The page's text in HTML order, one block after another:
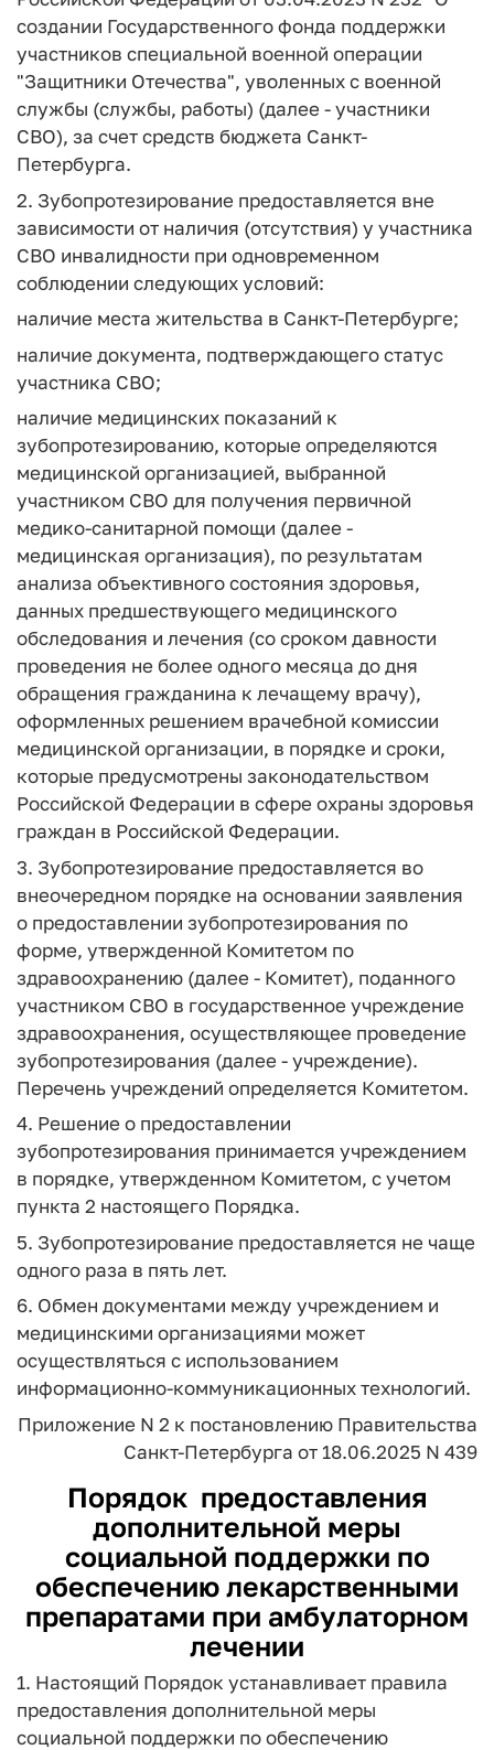
создании Государственного фонда поддержки
участников специальной военной операции
"Защитники Отечества", уволенных с военной
службы (службы, работы) (далее - участники
СВО), за счет средств бюджета Санкт-
Петербурга.
2. Зубопротезирование предоставляется вне
зависимости от наличия (отсутствия) у участника
СВО инвалидности при одновременном
соблюдении следующих условий:
наличие места жительства в Санкт-Петербурге;
наличие документа, подтверждающего статус
участника СВО;
наличие медицинских показаний к
зубопротезированию, которые определяются
медицинской организацией, выбранной
участником СВО для получения первичной
медико-санитарной помощи (далее -
медицинская организация), по результатам
анализа объективного состояния здоровья,
данных предшествующего медицинского
обследования и лечения (со сроком давности
проведения не более одного месяца до дня
обращения гражданина к лечащему врачу),
оформленных решением врачебной комиссии
медицинской организации, в порядке и сроки,
которые предусмотрены законодательством
Российской Федерации в сфере охраны здоровья
граждан в Российской Федерации.
3. Зубопротезирование предоставляется во
внеочередном порядке на основании заявления
о предоставлении зубопротезирования по
форме, утвержденной Комитетом по
здравоохранению (далее - Комитет), поданного
участником СВО в государственное учреждение
здравоохранения, осуществляющее проведение
зубопротезирования (далее - учреждение).
Перечень учреждений определяется Комитетом.
4. Решение о предоставлении
зубопротезирования принимается учреждением
в порядке, утвержденном Комитетом, с учетом
пункта 2 настоящего Порядка.
5. Зубопротезирование предоставляется не чаще
одного раза в пять лет.
6. Обмен документами между учреждением и
медицинскими организациями может
осуществляться с использованием
информационно-коммуникационных технологий.
Приложение N 2 к постановлению Правительства
Санкт-Петербурга от 18.06.2025 N 439
Порядок предоставления
дополнительной меры
социальной поддержки по
обеспечению лекарственными
препаратами при амбулаторном
лечении
1. Настоящий Порядок устанавливает правила
предоставления дополнительной меры
социальной поддержки по обеспечению